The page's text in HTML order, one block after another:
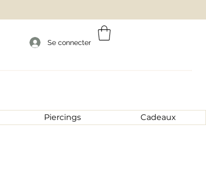
Se connecter
Piercings Cadeaux